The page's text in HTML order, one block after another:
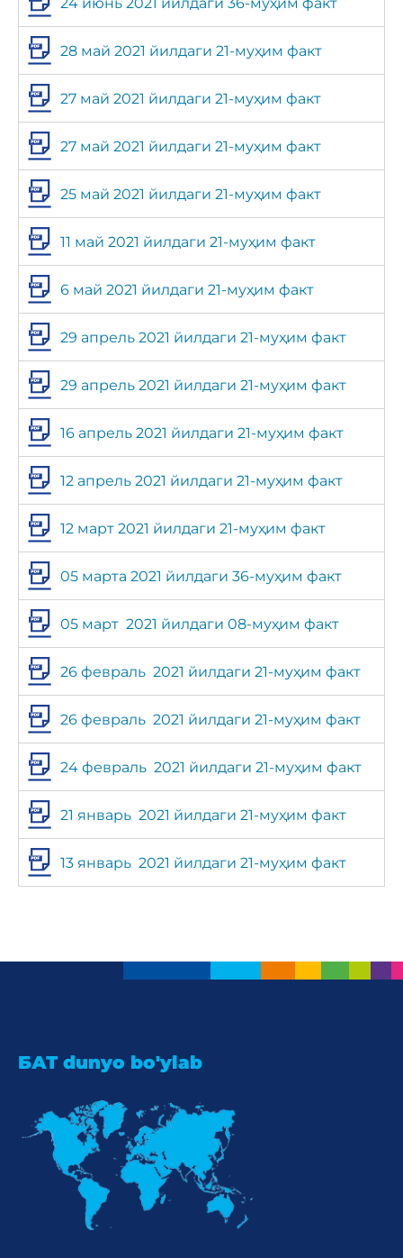
28 май 2021 йилдаги 21-муҳим факт
27 май 2021 йилдаги 21-муҳим факт
27 май 2021 йилдаги 21-муҳим факт
25 май 2021 йилдаги 21-муҳим факт
11 май 2021 йилдаги 21-муҳим факт
6 май 2021 йилдаги 21-муҳим факт
29 апрель 2021 йилдаги 21-муҳим факт
29 апрель 2021 йилдаги 21-муҳим факт
16 апрель 2021 йилдаги 21-муҳим факт
12 апрель 2021 йилдаги 21-муҳим факт
12 март 2021 йилдаги 21-муҳим факт
05 марта 2021 йилдаги 36-муҳим факт
05 март 2021 йилдаги 08-муҳим факт
26 февраль 2021 йилдаги 21-муҳим факт
26 февраль 2021 йилдаги 21-муҳим факт
24 февраль 2021 йилдаги 21-муҳим факт
21 январь 2021 йилдаги 21-муҳим факт
13 январь 2021 йилдаги 21-муҳим факт
БАТ dunyo bo'ylab